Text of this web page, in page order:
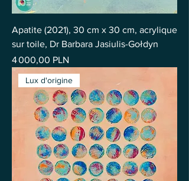
Apatite (2021), 30 cm x 30 cm, acrylique
sur toile, Dr Barbara Jasiulis-Gołdyn
Prix
4 000,00 PLN
Lux d'origine